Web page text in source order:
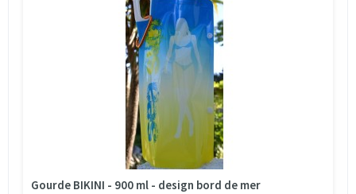
Gourde BIKINI - 900 ml - design bord de mer